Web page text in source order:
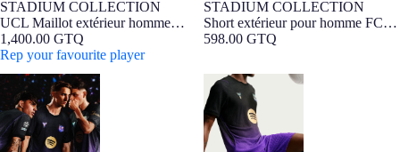
NOUVEAUTÉ
Barça Exclusif
STADIUM COLLECTION
UCL Maillot extérieur homme
26/27 FC Barcelona x Kobe
Bryant
1,400.00 GTQ
Rep your favourite player
NOUVEAUTÉ
STADIUM COLLECTION
Short extérieur pour homme FC
Barcelona x Kobe Bryant 26/27
598.00 GTQ
UCL Maillot extérieur homme
26/27 FC Barcelona x Kobe
Bryant - Édition Joueur
Short extérieur pour homme FC
Barcelona x Kobe Bryant -
Édition Joueur 26/27